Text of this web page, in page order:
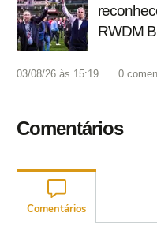
RWDM
03/08/26 às 15:19 0
Comentários